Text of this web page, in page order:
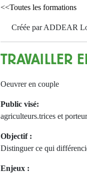
<<Toutes les formations
Créée par ADDEAR
TRAVAILLER
Oeuvrer en couple
Public visé:
agriculteurs.trices et
Objectif :
Distinguer ce qui
Enjeux :